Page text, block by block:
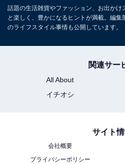
スイーツブッフェの来場者限定、セント
話題の生活雑貨やファッション、お出かけ
と楽しく、豊かになるヒントが満載。編
のライフスタイル事情も公開しています。
関連サー
All About
イチオシ
サイト
会社概要
プライバシーポリシー